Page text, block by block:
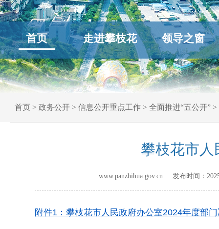
首页 走进攀枝花 领导之窗
首页 > 政务公开 > 信息公开重点工作 > 全面推进“五公开” >
攀枝花市人
www.panzhihua.gov.cn 发布时间：
附件1：攀枝花市人民政府办公室2024年度部